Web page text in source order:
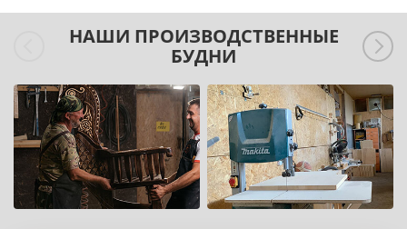
НАШИ ПРОИЗВОДСТВЕННЫЕ
БУДНИ